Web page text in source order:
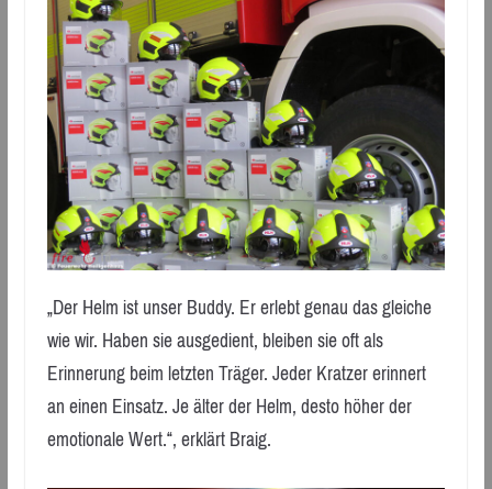
„Der Helm ist unser Buddy. Er erlebt genau das gleiche
wie wir. Haben sie ausgedient, bleiben sie oft als
Erinnerung beim letzten Träger. Jeder Kratzer erinnert
an einen Einsatz. Je älter der Helm, desto höher der
emotionale Wert.“, erklärt Braig.